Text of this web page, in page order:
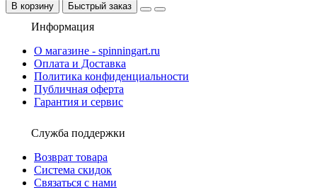
В корзину Быстрый заказ
Информация
О магазине - spinningart.ru
Оплата и Доставка
Политика конфиденциальности
Публичная оферта
Гарантия и сервис
Служба поддержки
Возврат товара
Система скидок
Связаться с нами